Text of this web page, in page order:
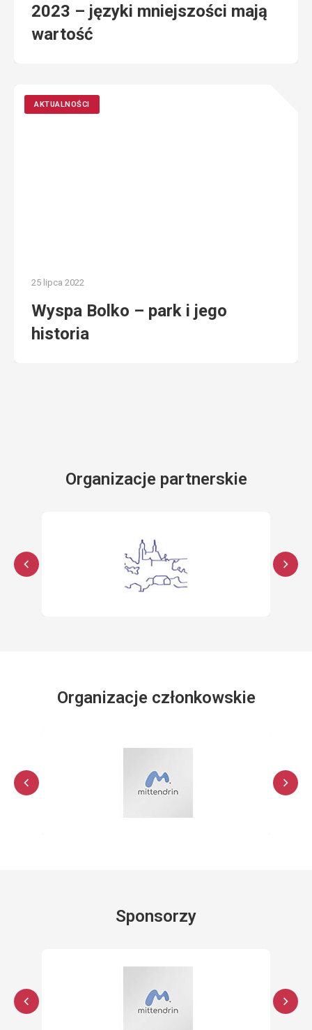
2023 – języki mniejszości mają
wartość
AKTUALNOŚCI
25 lipca 2022
Wyspa Bolko – park i jego
historia
Organizacje partnerskie
Organizacje członkowskie
Sponsorzy